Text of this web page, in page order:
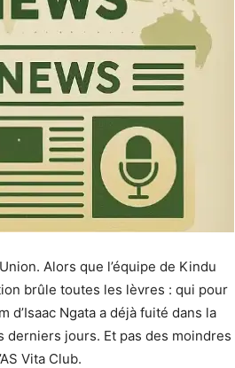
Alors que l’équipe de Kindu
brûle toutes les lèvres : qui pour
Ngata a déjà fuité dans la
jours. Et pas des moindres
Vita Club.